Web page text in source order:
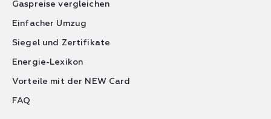
Gaspreise vergleichen
Einfacher Umzug
Siegel und Zertifikate
Energie-Lexikon
Vorteile mit der NEW Card
FAQ